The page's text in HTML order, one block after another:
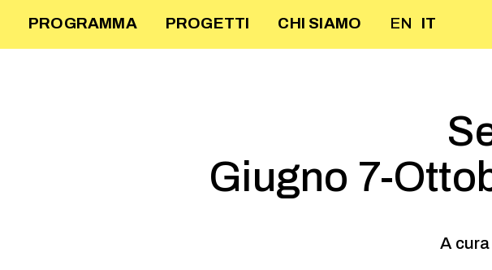
PROGRAMMA PROGETTI CHI SIAMO EN IT
Giugno 7-
A